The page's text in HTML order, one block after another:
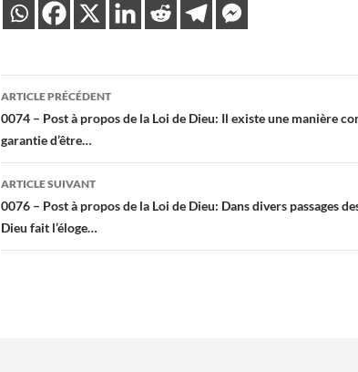
Navigation
des
articles
ARTICLE PRÉCÉDENT
0074 – Post à propos de la Loi de Dieu: Il existe une manière
garantie d’être…
ARTICLE SUIVANT
0076 – Post à propos de la Loi de Dieu: Dans divers passages
Dieu fait l’éloge…